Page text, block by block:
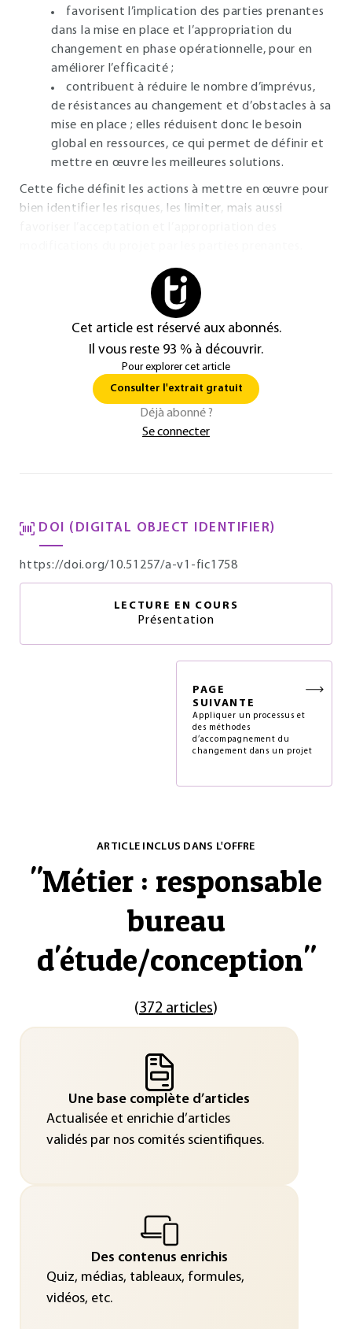
favorisent l’implication des parties prenantes
dans la mise en place et l’appropriation du
changement en phase opérationnelle, pour en
améliorer l’efficacité ;
contribuent à réduire le nombre d’imprévus,
de résistances au changement et d’obstacles à sa
mise en place ; elles réduisent donc le besoin
global en ressources, ce qui permet de définir et
mettre en œuvre les meilleures solutions.
Cette fiche définit les actions à mettre en œuvre pour
bien identifier les risques, les limiter, mais aussi
Cet article est réservé aux abonnés.
Il vous reste 93 % à découvrir.
Pour explorer cet article
Consulter l'extrait gratuit
Déjà abonné ?
Se connecter
DOI (DIGITAL OBJECT IDENTIFIER)
https://doi.org/10.51257/a-v1-fic1758
LECTURE EN COURS
Présentation
PAGE
SUIVANTE
Appliquer un processus et
des méthodes
d’accompagnement du
changement dans un projet
ARTICLE INCLUS DANS L'OFFRE
"Métier : responsable
bureau
d'étude/conception"
(372 articles)
Une base complète d’articles
Actualisée et enrichie d’articles
validés par nos comités scientifiques.
Des contenus enrichis
Quiz, médias, tableaux, formules,
vidéos, etc.